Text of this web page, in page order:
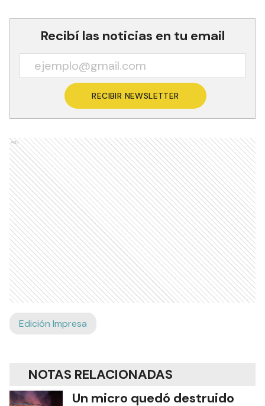
Recibí las noticias en tu email
RECIBIR NEWSLETTER
Ads
Edición Impresa
NOTAS RELACIONADAS
Un micro quedó destruido